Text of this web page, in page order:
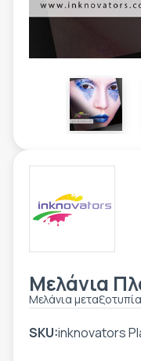
ΕΡΓΑΛΕΊΑ - ΑΞΕΣΟΥΆΡ
ΒΟΗΘΗΤΙΚΌΣ
ΚΑΤΑ ΠΑΡΑΓΓΕΛΊΑ
ΜΕΤΑΧΕΙΡΙΣΜΈΝΑ
ΕΤΙΚΈΤΑ -
ΤΕΧΝΙΚΆ ΣΧΈΔΙΑ
Μελάνια
Μελάνια
SKU:inknovators